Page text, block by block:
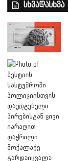
სხვადასხვა